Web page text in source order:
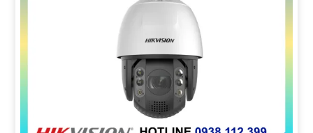
sự hỗ trợ hoặc tư vấn khác, đừng ngần ngại để lại câu